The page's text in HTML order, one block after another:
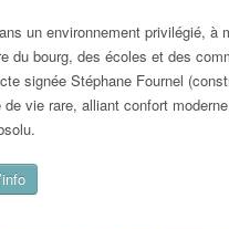
un environnement privilégié, à
du bourg, des écoles et des
signée Stéphane Fournel
de vie rare, alliant confort